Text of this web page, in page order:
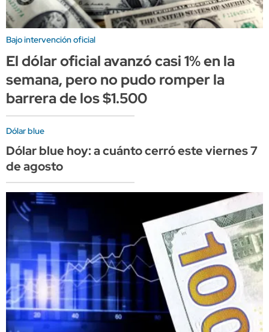
Bajo intervención oficial
El dólar oficial avanzó casi 1% en la
semana, pero no pudo romper la
barrera de los $1.500
Dólar blue
Dólar blue hoy: a cuánto cerró este viernes 7
de agosto